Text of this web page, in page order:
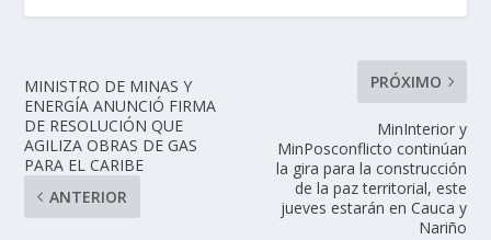
MINISTRO DE MINAS Y
ENERGÍA ANUNCIÓ FIRMA
DE RESOLUCIÓN QUE
AGILIZA OBRAS DE GAS
PARA EL CARIBE
ANTERIOR
PRÓXIMO
MinInterior y
MinPosconflicto continúan
la gira para la construcción
de la paz territorial, este
jueves estarán en Cauca y
Nariño